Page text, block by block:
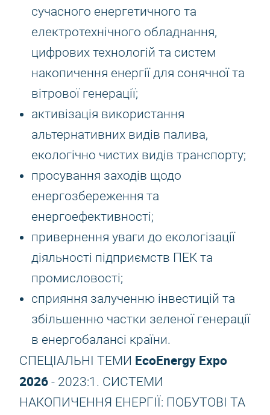
сучасного енергетичного та
електротехнічного обладнання,
цифрових технологій та систем
накопичення енергії для сонячної та
вітрової генерації;
активізація використання
альтернативних видів палива,
екологічно чистих видів транспорту;
просування заходів щодо
енергозбереження та
енергоефективності;
привернення уваги до екологізації
діяльності підприємств ПЕК та
промисловості;
сприяння залученню інвестицій та
збільшенню частки зеленої генерації
в енергобалансі країни.
СПЕЦІАЛЬНІ ТЕМИ EcoEnergy Expo
2026 - 2023:1. СИСТЕМИ
НАКОПИЧЕННЯ ЕНЕРГІЇ: ПОБУТОВІ ТА